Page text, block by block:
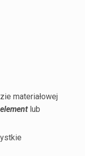
materiałowej
lub